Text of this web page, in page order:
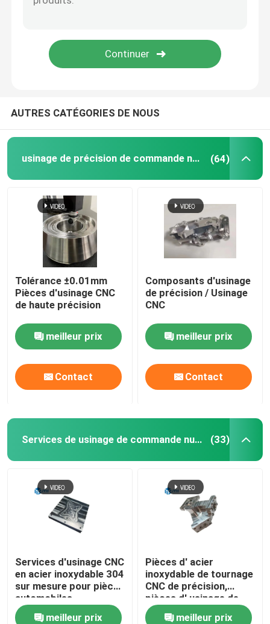
service en plastique de moulage par injection
Service de rotation de commande numérique par
Coulée sous vide Prototypage rapide
Services d'impression 3D personnalisés
Fabrication de moules sur mesure
Services d'extrusion de l'aluminium
Services d'électroérosion à fil
Services de traitement de surface
AUTRES CATÉGORIES DE NOUS
usinage de précision de commande numérique par ordinateur (64)
Tolérance ±0.01mm
Pièces d'usinage CNC
de haute précision
meilleur prix
Contact
Composants d'usinage
de précision / Usinage
CNC
meilleur prix
Contact
Services de usinage de commande numérique par ordinateur d'acier inoxydable (33)
Services d'usinage CNC
en acier inoxydable 304
sur mesure pour pièces
automobiles
meilleur prix
Pièces d' acier
inoxydable de tournage
CNC de précision,
pièces d' usinage de
précision sur mesure
meilleur prix